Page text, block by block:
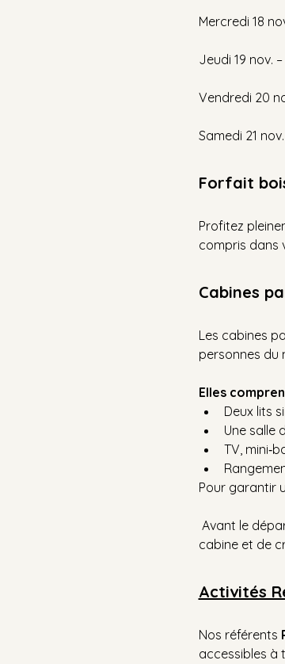
Mercredi 18
Jeudi 19 nov.
Vendredi 20
Samedi 21
Forfait
Profitez
compris dans
Cabines
Les cabines
personnes du
Elles
Deux lits
Une salle
TV,
Pour garantir
Avant le
cabine et de
Activités
Nos référents
accessibles à